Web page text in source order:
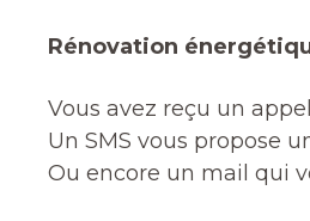
Rénovation
Vous avez reçu un
Un SMS vous propose
Ou encore un mail qui